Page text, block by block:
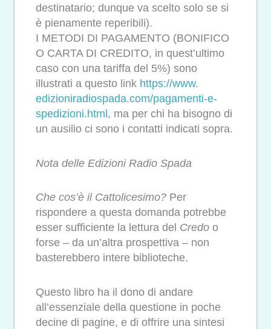
destinatario; dunque va scelto solo se si
è pienamente reperibili).
I METODI DI PAGAMENTO (BONIFICO
O CARTA DI CREDITO, in quest’ultimo
caso con una tariffa del 5%) sono
illustrati a questo link https://www.
edizioniradiospada.com/pagamenti-e-
spedizioni.html , ma per chi ha bisogno di
un ausilio ci sono i contatti indicati sopra.
Nota delle Edizioni Radio Spada
Che cos’è il Cattolicesimo? Per
rispondere a questa domanda potrebbe
esser sufficiente la lettura del Credo o
forse – da un’altra prospettiva – non
basterebbero intere biblioteche.
Questo libro ha il dono di andare
all’essenziale della questione in poche
decine di pagine, e di offrire una sintesi